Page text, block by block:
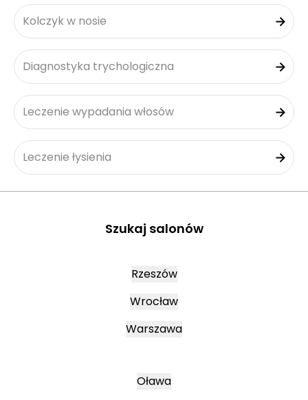
Kolczyk w nosie
Diagnostyka trychologiczna
Leczenie wypadania włosów
Leczenie łysienia
Szukaj salonów
Rzeszów
Wrocław
Warszawa
Oława